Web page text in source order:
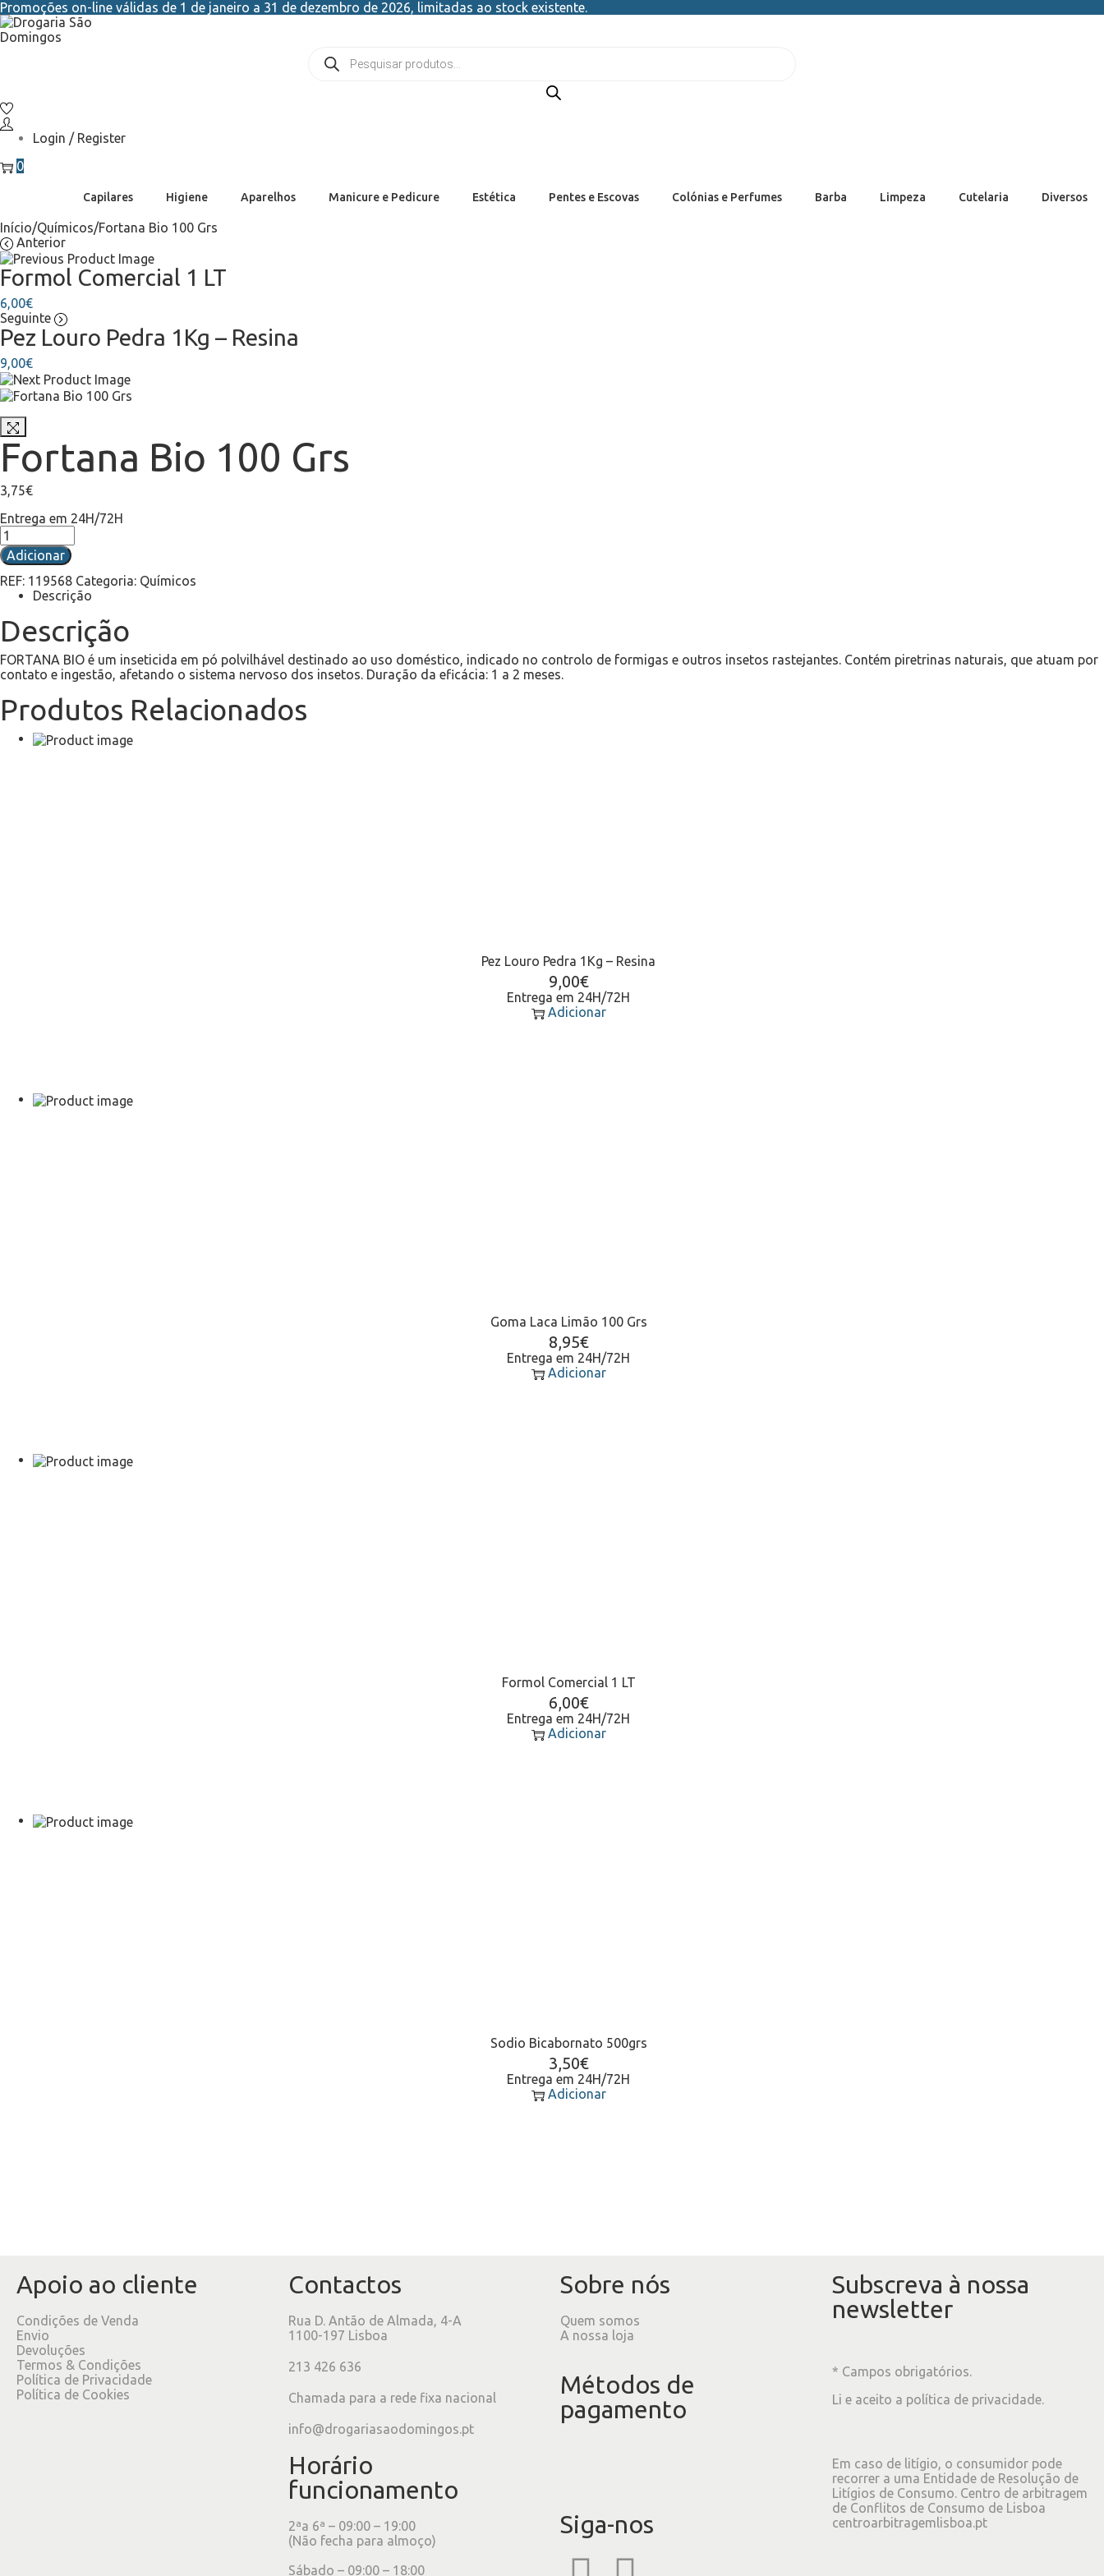
Promoções on-line válidas de 1 de janeiro a 31 de dezembro de 2026, limitadas ao stock existente.
Login / Register
0
Capilares Higiene Aparelhos Manicure e Pedicure Estética Pentes e Escovas Colónias e Perfumes Barba Limpeza Cutelaria Diversos
Início/Químicos/Fortana Bio 100 Grs
Anterior
Formol Comercial 1 LT
6,00€
Seguinte
Pez Louro Pedra 1Kg – Resina
9,00€
Fortana Bio 100 Grs
3,75€
Entrega em 24H/72H
Adicionar
REF: 119568 Categoria: Químicos
Descrição
Descrição
FORTANA BIO é um inseticida em pó polvilhável destinado ao uso doméstico, indicado no controlo de formigas e outros insetos rastejantes. Contém piretrinas naturais, que atuam por
contato e ingestão, afetando o sistema nervoso dos insetos. Duração da eficácia: 1 a 2 meses.
Produtos Relacionados
Pez Louro Pedra 1Kg – Resina
9,00€
Entrega em 24H/72H
Adicionar
Goma Laca Limão 100 Grs
8,95€
Entrega em 24H/72H
Adicionar
Formol Comercial 1 LT
6,00€
Entrega em 24H/72H
Adicionar
Sodio Bicabornato 500grs
3,50€
Entrega em 24H/72H
Adicionar
Apoio ao cliente
Condições de Venda
Envio
Devoluções
Termos & Condições
Política de Privacidade
Política de Cookies
Contactos
Rua D. Antão de Almada, 4-A
1100-197 Lisboa
213 426 636
Chamada para a rede fixa nacional
info@drogariasaodomingos.pt
Horário
funcionamento
2ªa 6ª – 09:00 – 19:00
(Não fecha para almoço)
Sábado – 09:00 – 18:00
Sobre nós
Quem somos
A nossa loja
Métodos de
pagamento
Siga-nos
Subscreva à nossa
newsletter
* Campos obrigatórios.
Li e aceito a política de privacidade.
Em caso de litígio, o consumidor pode
recorrer a uma Entidade de Resolução de
Litígios de Consumo. Centro de arbitragem
de Conflitos de Consumo de Lisboa
centroarbitragemlisboa.pt